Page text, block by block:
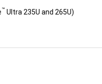
™ Ultra 235U and 265U)